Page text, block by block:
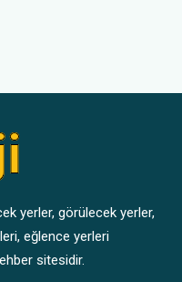
yerler, görülecek yerler,
eğlence yerleri
sitesidir.